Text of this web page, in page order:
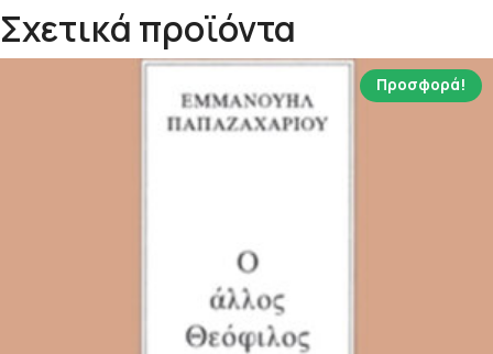
Σχετικά προϊόντα
Προσφορά!